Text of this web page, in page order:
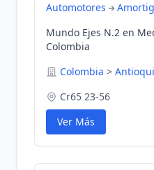
Automotores
Mundo Ejes N.2 en
Colombia
Colombia >
Cr65 23-56
Ver Más